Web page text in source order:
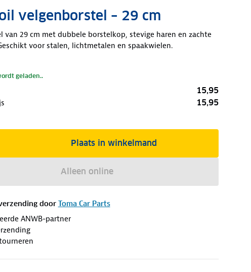
velgenborstel – 29 cm
van 29 cm met dubbele borstelkop, stevige haren en zachte
voor stalen, lichtmetalen en spaakwielen.
geladen..
15,95
15,95
Plaats in winkelmand
Alleen online
door Toma Car Parts
ANWB-partner